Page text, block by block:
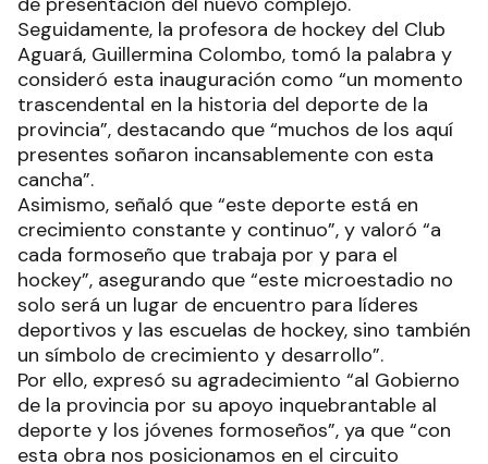
Seguidamente, la profesora de hockey del Club
Aguará, Guillermina Colombo, tomó la palabra y
consideró esta inauguración como “un momento
trascendental en la historia del deporte de la
provincia”, destacando que “muchos de los aquí
presentes soñaron incansablemente con esta
cancha”.
Asimismo, señaló que “este deporte está en
crecimiento constante y continuo”, y valoró “a
cada formoseño que trabaja por y para el
hockey”, asegurando que “este microestadio no
solo será un lugar de encuentro para líderes
deportivos y las escuelas de hockey, sino también
un símbolo de crecimiento y desarrollo”.
Por ello, expresó su agradecimiento “al Gobierno
de la provincia por su apoyo inquebrantable al
deporte y los jóvenes formoseños”, ya que “con
esta obra nos posicionamos en el circuito